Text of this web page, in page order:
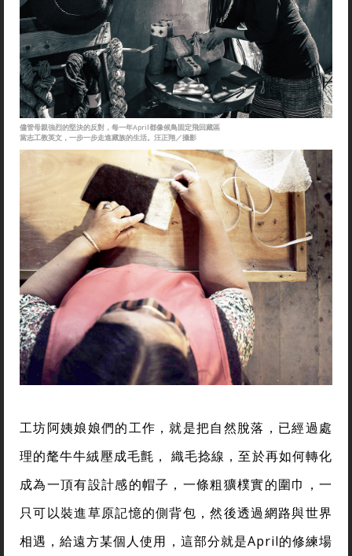
儘管母親強烈的堅決的反對，每一年April都像候鳥固定飛回藏區
當志工教英文，一步一步走進藏族的生活。汪正翔／攝影
工坊阿姨娘娘們的工作，就是把自然脫落，已經過處
理的氂牛牛絨壓成毛氈， 織毛捻線，至於再如何轉化
成為一頂有設計感的帽子，一條粗獷樸實的圍巾，一
只可以裝進草原記憶的側背包，然後透過網路與世界
相遇，給遠方某個人使用，這部分就是April的修練場